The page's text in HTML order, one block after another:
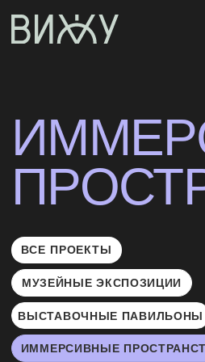
ВСЕ ПРОЕКТЫ
МУЗЕЙНЫЕ ЭКСПОЗИЦИИ
ИММЕРСИВНЫЕ ПРОСТРАНСТВА
МУЛЬТИМЕДИЙНЫЕ РЕШЕНИЯ